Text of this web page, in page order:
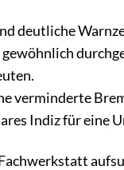
deutliche
verminderte
Indiz für eine